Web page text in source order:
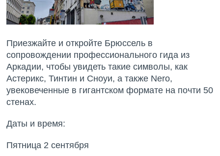
Приезжайте и откройте Брюссель в
сопровождении профессионального гида из
Аркадии, чтобы увидеть такие символы, как
Астерикс, Тинтин и Сноуи, а также Nero,
увековеченные в гигантском формате на почти 50
стенах.
Даты и время:
Пятница 2 сентября